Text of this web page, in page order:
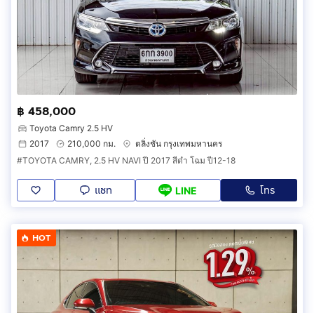
฿ 458,000
Toyota Camry 2.5 HV
2017
210,000 กม.
ตลิ่งชัน กรุงเทพมหานคร
#TOYOTA CAMRY, 2.5 HV NAVI ปี 2017 สีดำ โฉม ปี12-18
แชท LINE โทร
HOT